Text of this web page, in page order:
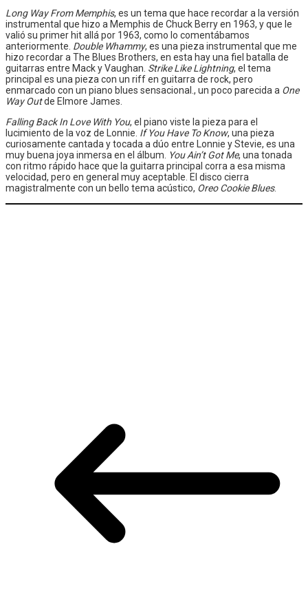
Long Way From Memphis, es un tema que hace recordar a la versión
instrumental que hizo a Memphis de Chuck Berry en 1963, y que le
valió su primer hit allá por 1963, como lo comentábamos
anteriormente. Double Whammy, es una pieza instrumental que me
hizo recordar a The Blues Brothers, en esta hay una fiel batalla de
guitarras entre Mack y Vaughan. Strike Like Lightning, el tema
principal es una pieza con un riff en guitarra de rock, pero
enmarcado con un piano blues sensacional., un poco parecida a One
Way Outde Elmore James.
Falling Back In Love With You, el piano viste la pieza para el
lucimiento de la voz de Lonnie. If You Have To Know, una pieza
curiosamente cantada y tocada a dúo entre Lonnie y Stevie, es una
muy buena joya inmersa en el álbum. You Ain’t Got Me, una tonada
con ritmo rápido hace que la guitarra principal corra a esa misma
velocidad, pero en general muy aceptable. El disco cierra
magistralmente con un bello tema acústico, Oreo Cookie Blues.